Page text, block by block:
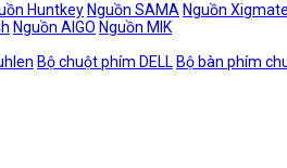
Huntkey Nguồn SAMA Nguồn
Nguồn AIGO Nguồn MIK
Bộ chuột phím DELL Bộ bàn phím